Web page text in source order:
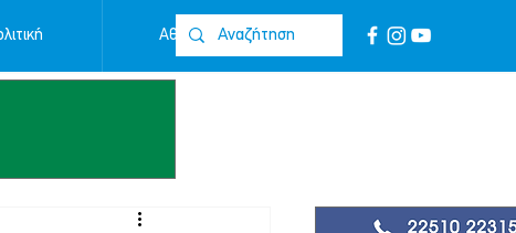
Αθλητικά Επικοινωνία